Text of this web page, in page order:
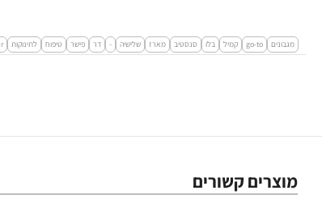
מגבונים go-to קמיל בלו סנסטיב מארז שלישיה - דר פישר טיפוח לתינוקות
מוצרים קשורים